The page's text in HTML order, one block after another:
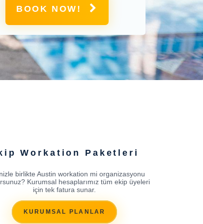
BOOK NOW!
Workation Paketleri
birlikte Austin workation mi organizasyonu
Kurumsal hesaplarımız tüm ekip üyeleri
için tek fatura sunar.
KURUMSAL PLANLAR